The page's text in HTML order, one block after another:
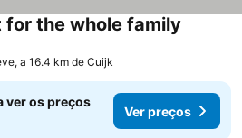
the whole family
a 16.4 km de Cuijk
ver os preços
Ver preços